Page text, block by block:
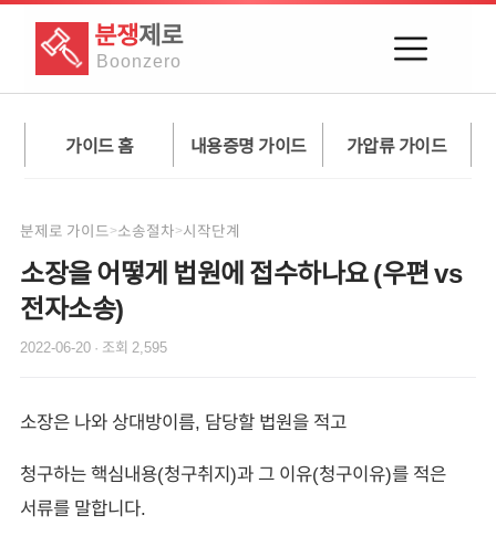
분쟁제로
Boonzero
가이드 홈 내용증명 가이드 가압류 가이드
분제로 가이드>소송절차>시작단계
소장을 어떻게 법원에 접수하나요 (우편 vs
전자소송)
2022-06-20 · 조회 2,595
소장은 나와 상대방이름, 담당할 법원을 적고
청구하는 핵심내용(청구취지)과 그 이유(청구이유)를 적은
서류를 말합니다.